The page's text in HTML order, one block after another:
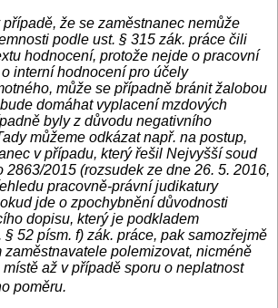
že se zaměstnanec nemůže
podle ust. § 315 zák. práce čili
hodnocení, protože nejde o pracovní
interní hodnocení pro účely
může se případně bránit žalobou
domáhat vyplacení mzdových
byly z důvodu negativního
můžeme odkázat např. na postup,
v případu, který řešil Nejvyšší soud
2863/2015 (rozsudek ze dne 26. 5. 2016,
pracovně-právní judikatury
jde o zpochybnění důvodnosti
dopisu, který je podkladem
52 písm. f) zák. práce, pak samozřejmě
zaměstnavatele polemizovat, nicméně
až v případě sporu o neplatnost
poměru.